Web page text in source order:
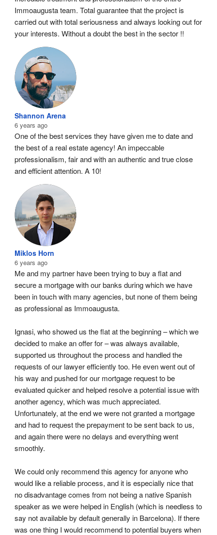
Immoaugusta team. Total guarantee that the project is
carried out with total seriousness and always looking out for
your interests. Without a doubt the best in the sector !!
Shannon Arena
6 years ago
One of the best services they have given me to date and
the best of a real estate agency! An impeccable
professionalism, fair and with an authentic and true close
and efficient attention. A 10!
Miklos Horn
6 years ago
Me and my partner have been trying to buy a flat and
secure a mortgage with our banks during which we have
been in touch with many agencies, but none of them being
as professional as Immoaugusta.
Ignasi, who showed us the flat at the beginning – which we
decided to make an offer for – was always available,
supported us throughout the process and handled the
requests of our lawyer efficiently too. He even went out of
his way and pushed for our mortgage request to be
evaluated quicker and helped resolve a potential issue with
another agency, which was much appreciated.
Unfortunately, at the end we were not granted a mortgage
and had to request the prepayment to be sent back to us,
and again there were no delays and everything went
smoothly.
We could only recommend this agency for anyone who
would like a reliable process, and it is especially nice that
no disadvantage comes from not being a native Spanish
speaker as we were helped in English (which is needless to
say not available by default generally in Barcelona). If there
was one thing I would recommend to potential buyers when